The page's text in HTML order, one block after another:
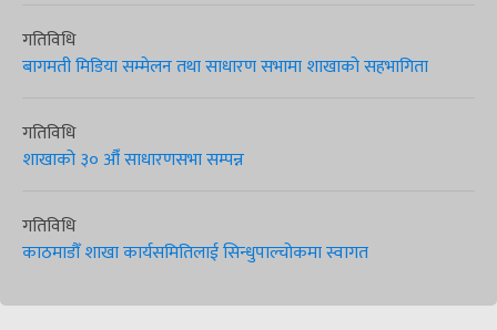
गतिविधि
बागमती मिडिया सम्मेलन तथा साधारण सभामा शाखाको सहभागिता
गतिविधि
शाखाको ३० औँ साधारणसभा सम्पन्न
गतिविधि
काठमाडौँ शाखा कार्यसमितिलाई सिन्धुपाल्चोकमा स्वागत